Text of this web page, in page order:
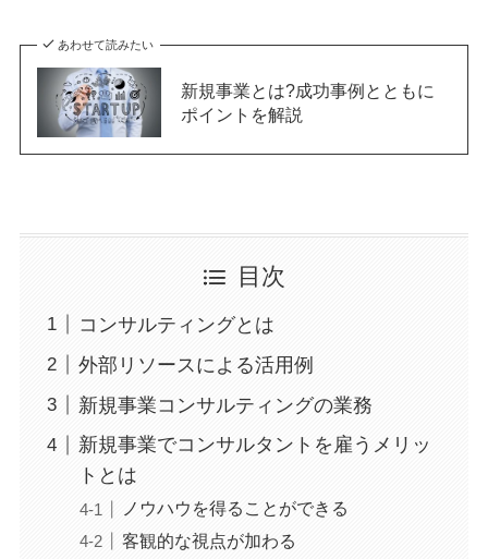
あわせて読みたい
新規事業とは?成功事例とともに
ポイントを解説
目次
コンサルティングとは
外部リソースによる活用例
新規事業コンサルティングの業務
新規事業でコンサルタントを雇うメリッ
トとは
ノウハウを得ることができる
客観的な視点が加わる